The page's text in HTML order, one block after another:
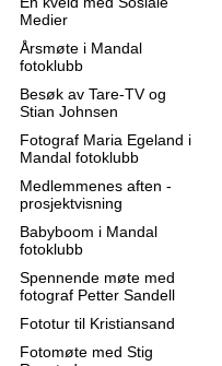
Medier
Årsmøte i Mandal
fotoklubb
Besøk av Tare-TV og
Stian Johnsen
Fotograf Maria Egeland i
Mandal fotoklubb
Medlemmenes aften -
prosjektvisning
Babyboom i Mandal
fotoklubb
Spennende møte med
fotograf Petter Sandell
Fototur til Kristiansand
Fotomøte med Stig